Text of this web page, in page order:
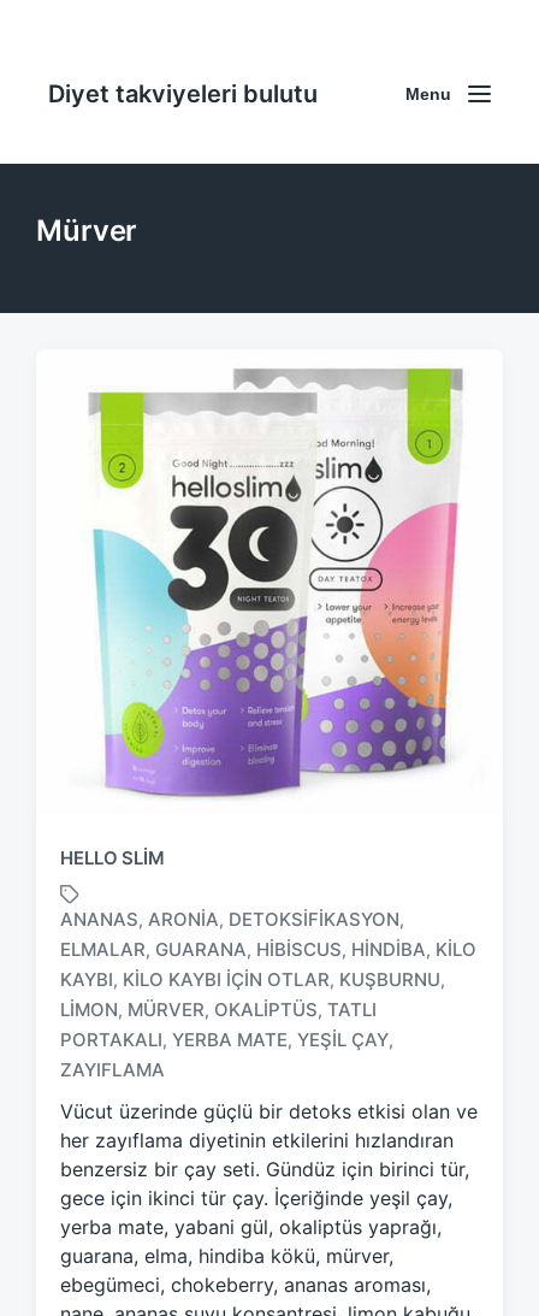
Diyet takviyeleri bulutu Menu
Mürver
HELLO SLIM
a
g
g
d
w
i
t
h
ANANAS, ARONIA, DETOKSIFIKASYON,
ELMALAR, GUARANA, HIBISCUS, HINDIBA, KILO
KAYBI, KILO KAYBI IÇIN OTLAR, KUŞBURNU,
LIMON, MÜRVER, OKALIPTÜS, TATLI
PORTAKALI, YERBA MATE, YEŞIL ÇAY,
ZAYIFLAMA
Vücut üzerinde güçlü bir detoks etkisi olan ve
her zayıflama diyetinin etkilerini hızlandıran
benzersiz bir çay seti. Gündüz için birinci tür,
gece için ikinci tür çay. İçeriğinde yeşil çay,
yerba mate, yabani gül, okaliptüs yaprağı,
guarana, elma, hindiba kökü, mürver,
ebegümeci, chokeberry, ananas aroması,